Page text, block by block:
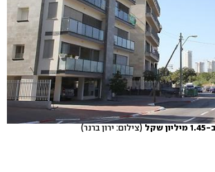
(צילום: ירון ברנר)